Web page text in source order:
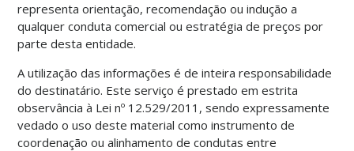
representa orientação, recomendação ou indução a
qualquer conduta comercial ou estratégia de preços por
parte desta entidade.
A utilização das informações é de inteira responsabilidade
do destinatário. Este serviço é prestado em estrita
observância à Lei nº 12.529/2011, sendo expressamente
vedado o uso deste material como instrumento de
coordenação ou alinhamento de condutas entre